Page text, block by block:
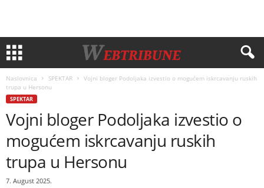
Naslovnica SPEKTAR
Vojni bloger Podoljaka izvestio o mogućem iskrcavanju ruskih
trupa u Hersonu
SPEKTAR
Vojni bloger Podoljaka izvestio o
mogućem iskrcavanju ruskih
trupa u Hersonu
7. August 2025.